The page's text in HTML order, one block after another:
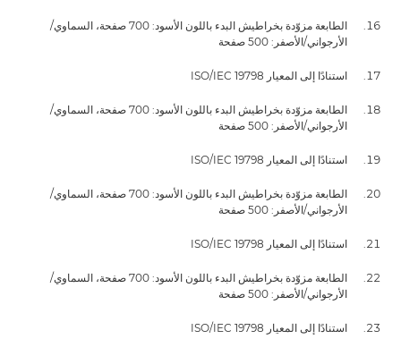
الطابعة مزوّدة بخراطيش البدء باللون الأسود: 700 صفحة، السماوي/
الأرجواني/الأصفر: 500 صفحة
استنادًا إلى المعيار ISO/IEC 19798
الطابعة مزوّدة بخراطيش البدء باللون الأسود: 700 صفحة، السماوي/
الأرجواني/الأصفر: 500 صفحة
استنادًا إلى المعيار ISO/IEC 19798
الطابعة مزوّدة بخراطيش البدء باللون الأسود: 700 صفحة، السماوي/
الأرجواني/الأصفر: 500 صفحة
استنادًا إلى المعيار ISO/IEC 19798
الطابعة مزوّدة بخراطيش البدء باللون الأسود: 700 صفحة، السماوي/
الأرجواني/الأصفر: 500 صفحة
استنادًا إلى المعيار ISO/IEC 19798